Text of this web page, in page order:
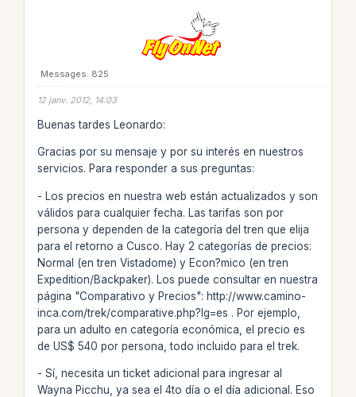
Messages: 825
12 janv. 2012, 14:03
Buenas tardes Leonardo:
Gracias por su mensaje y por su interés en nuestros
servicios. Para responder a sus preguntas:
- Los precios en nuestra web están actualizados y son
válidos para cualquier fecha. Las tarifas son por
persona y dependen de la categoría del tren que elija
para el retorno a Cusco. Hay 2 categorías de precios:
Normal (en tren Vistadome) y Econ?mico (en tren
Expedition/Backpaker). Los puede consultar en nuestra
página "Comparativo y Precios": http://www.camino-
inca.com/trek/comparative.php?lg=es . Por ejemplo,
para un adulto en categoría económica, el precio es
de US$ 540 por persona, todo incluido para el trek.
- Sí, necesita un ticket adicional para ingresar al
Wayna Picchu, ya sea el 4to día o el día adicional. Eso